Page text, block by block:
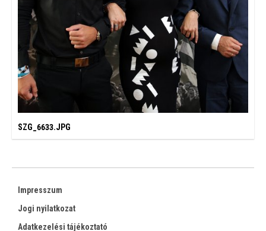
SZG_6633.JPG
Impresszum
Jogi nyilatkozat
Adatkezelési tájékoztató